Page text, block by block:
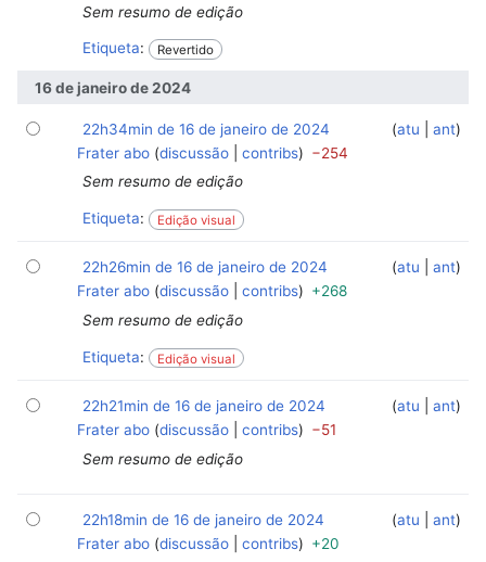
Sem resumo de edição
Etiqueta: Revertido
16 de janeiro de 2024
atu ant
22h34min de 16 de janeiro de 2024
Frater abo discussão contribs
−254
Sem resumo de edição
Etiqueta: Edição visual
atu ant
22h26min de 16 de janeiro de 2024
Frater abo discussão contribs
+268
Sem resumo de edição
Etiqueta: Edição visual
atu ant
22h21min de 16 de janeiro de 2024
Frater abo discussão contribs
−51
Sem resumo de edição
atu ant
22h18min de 16 de janeiro de 2024
Frater abo discussão contribs
+20